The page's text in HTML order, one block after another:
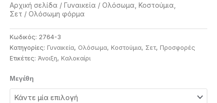
Αρχική σελίδα / Γυναικεία / Ολόσωμα, Κοστούμια,
Σετ / Ολόσωμη φόρμα
Κωδικός: 2764-3
Κατηγορίες: Γυναικεία, Ολόσωμα, Κοστούμια, Σετ, Προσφορές
Ετικέτες: Άνοιξη, Καλοκαίρι
Μεγέθη
Ολόσωμη
φόρμα
ποσότητα